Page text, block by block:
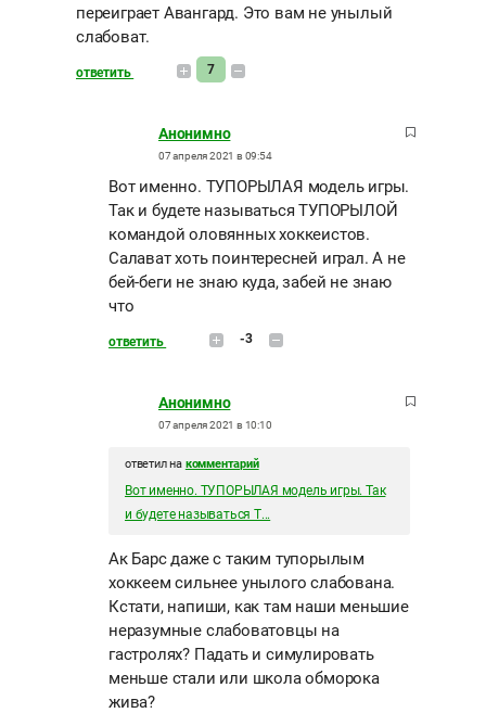
переиграет Авангард. Это вам не унылый
слабоват.
ответить 7
Анонимно
07 апреля 2021 в 09:54
Вот именно. ТУПОРЫЛАЯ модель игры.
Так и будете называться ТУПОРЫЛОЙ
командой оловянных хоккеистов.
Салават хоть поинтересней играл. А не
бей-беги не знаю куда, забей не знаю
что
ответить -3
Анонимно
07 апреля 2021 в 10:10
ответил на комментарий
Вот именно. ТУПОРЫЛАЯ модель игры. Так
и будете называться Т...
Ак Барс даже с таким тупорылым
хоккеем сильнее унылого слабована.
Кстати, напиши, как там наши меньшие
неразумные слабоватовцы на
гастролях? Падать и симулировать
меньше стали или школа обморока
жива?